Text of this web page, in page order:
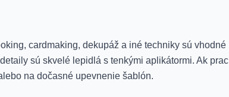
cardmaking, dekupáž a iné techniky sú
sú skvelé lepidlá s tenkými aplikátormi. Ak
na dočasné upevnenie šablón.